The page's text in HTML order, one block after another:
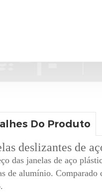
Do Produto
deslizantes de
das janelas de aço
de alumínio. Comparado